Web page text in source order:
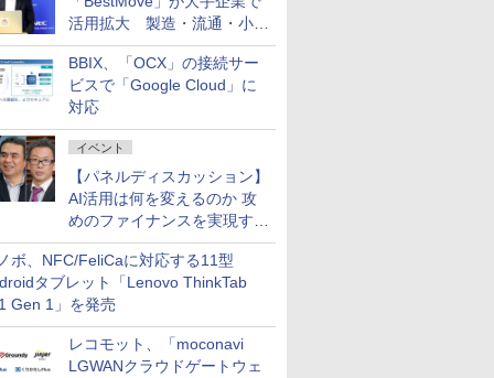
活用拡大 製造・流通・小売
企業・広告代理店などが実装
フェーズへ
BBIX、「OCX」の接続サー
ビスで「Google Cloud」に
対応
イベント
【パネルディスカッション】
AI活用は何を変えるのか 攻
めのファイナンスを実現する
業務設計とマインドセット変
革
ボ、NFC/FeliCaに対応する11型
タブレット「Lenovo ThinkTab
Gen 1」を発売
レコモット、「moconavi
LGWANクラウドゲートウェ